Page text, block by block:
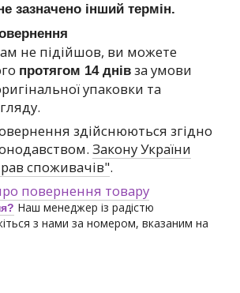
зазначено інший термін.
не підійшов, ви можете
протягом 14 днів за умови
упаковки та
здійснюються згідно
Закону України
споживачів".
повернення товару
Наш менеджер із радістю
з нами за номером, вказаним на